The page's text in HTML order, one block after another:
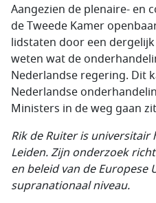
Aangezien de plenaire- en
de Tweede Kamer
lidstaten door een
weten wat de
Nederlandse regering. Dit
Nederlandse
Ministers in de weg gaan
Rik de Ruiter is
Leiden. Zijn onderzoek
en beleid van de Europese
supranationaal niveau.